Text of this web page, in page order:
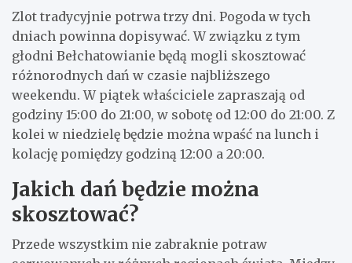
Zlot tradycyjnie potrwa trzy dni. Pogoda w tych
dniach powinna dopisywać. W związku z tym
głodni Bełchatowianie będą mogli skosztować
różnorodnych dań w czasie najbliższego
weekendu. W piątek właściciele zapraszają od
godziny 15:00 do 21:00, w sobotę od 12:00 do 21:00. Z
kolei w niedzielę będzie można wpaść na lunch i
kolację pomiędzy godziną 12:00 a 20:00.
Jakich dań będzie można
skosztować?
Przede wszystkim nie zabraknie potraw